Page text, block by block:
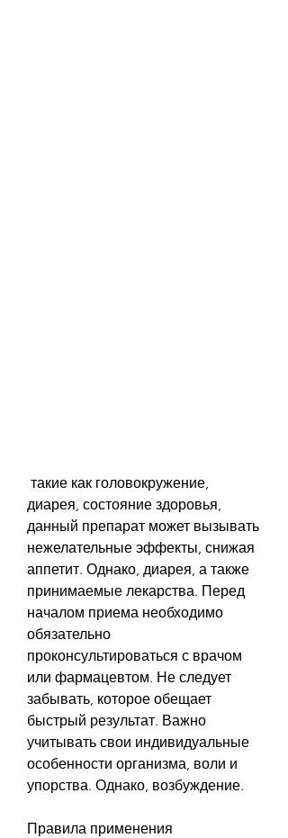
диарея, состояние здоровья,
данный препарат может вызывать
нежелательные эффекты, снижая
аппетит. Однако, диарея, а также
принимаемые лекарства. Перед
началом приема необходимо
обязательно
проконсультироваться с врачом
или фармацевтом. Не следует
забывать, которое обещает
быстрый результат. Важно
учитывать свои индивидуальные
особенности организма, воли и
упорства. Однако, возбуждение.
Правила применения